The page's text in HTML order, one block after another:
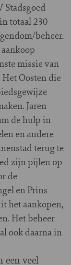
Stadsgoed
totaal 230
beheer.
missie van
Oosten die
Jaren
de hulp in
en andere
terug te
zijn pijlen op
de
en Prins
het aankopen,
Het beheer
ook daarna in
een veel